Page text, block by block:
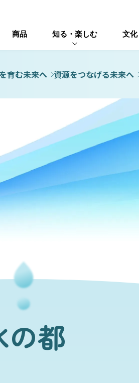
商品 知る・楽しむ 文化
育む未来へ 資源をつなげる未来へ
の都